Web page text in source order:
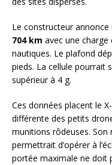
Le constructeur
704 km avec une
nautiques. Le plafond
pieds. La cellule pourrait
supérieur à 4 g.
Ces données placent le
différente des petits
munitions rôdeuses. Son
permettrait d’opérer à
portée maximale ne doit